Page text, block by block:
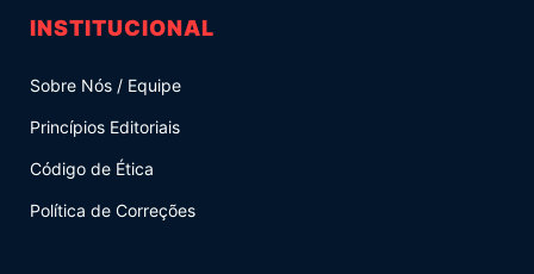
INSTITUCIONAL
Sobre Nós / Equipe
Princípios Editoriais
Código de Ética
Política de Correções